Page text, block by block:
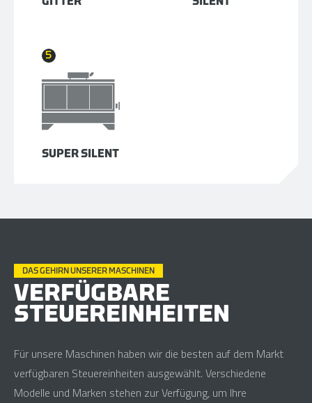
5
SUPER SILENT
DAS GEHIRN UNSERER MASCHINEN
VERFÜGBARE
STEUEREINHEITEN
Für unsere Maschinen haben wir die besten auf dem Markt
verfügbaren Steuereinheiten ausgewählt. Verschiedene
Modelle und Marken stehen zur Verfügung, um Ihre